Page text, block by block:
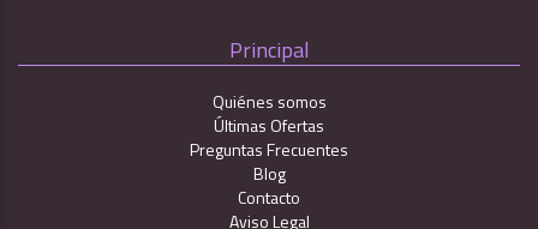
Principal
Quiénes somos
Últimas Ofertas
Preguntas Frecuentes
Blog
Contacto
Aviso Legal